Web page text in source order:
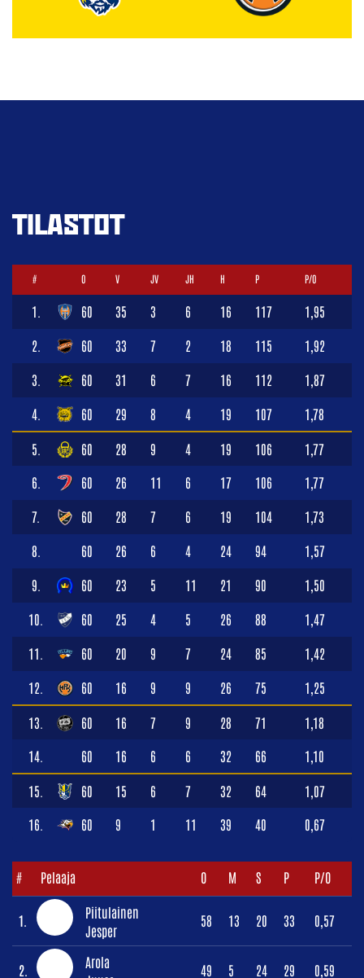
TILASTOT
# O V JV JH H P P/O
1. 60 35 3 6 16 117 1,95
2. 60 33 7 2 18 115 1,92
3. 60 31 6 7 16 112 1,87
4. 60 29 8 4 19 107 1,78
5. 60 28 9 4 19 106 1,77
6. 60 26 11 6 17 106 1,77
7. 60 28 7 6 19 104 1,73
8. 60 26 6 4 24 94 1,57
9. 60 23 5 11 21 90 1,50
10. 60 25 4 5 26 88 1,47
11. 60 20 9 7 24 85 1,42
12. 60 16 9 9 26 75 1,25
13. 60 16 7 9 28 71 1,18
14. 60 16 6 6 32 66 1,10
15. 60 15 6 7 32 64 1,07
16. 60 9 1 11 39 40 0,67
# Pelaaja O M S P P/O
1.
Piitulainen
Jesper
58 13 20 33 0,57
2.
Arola
49 5 24 29 0,59